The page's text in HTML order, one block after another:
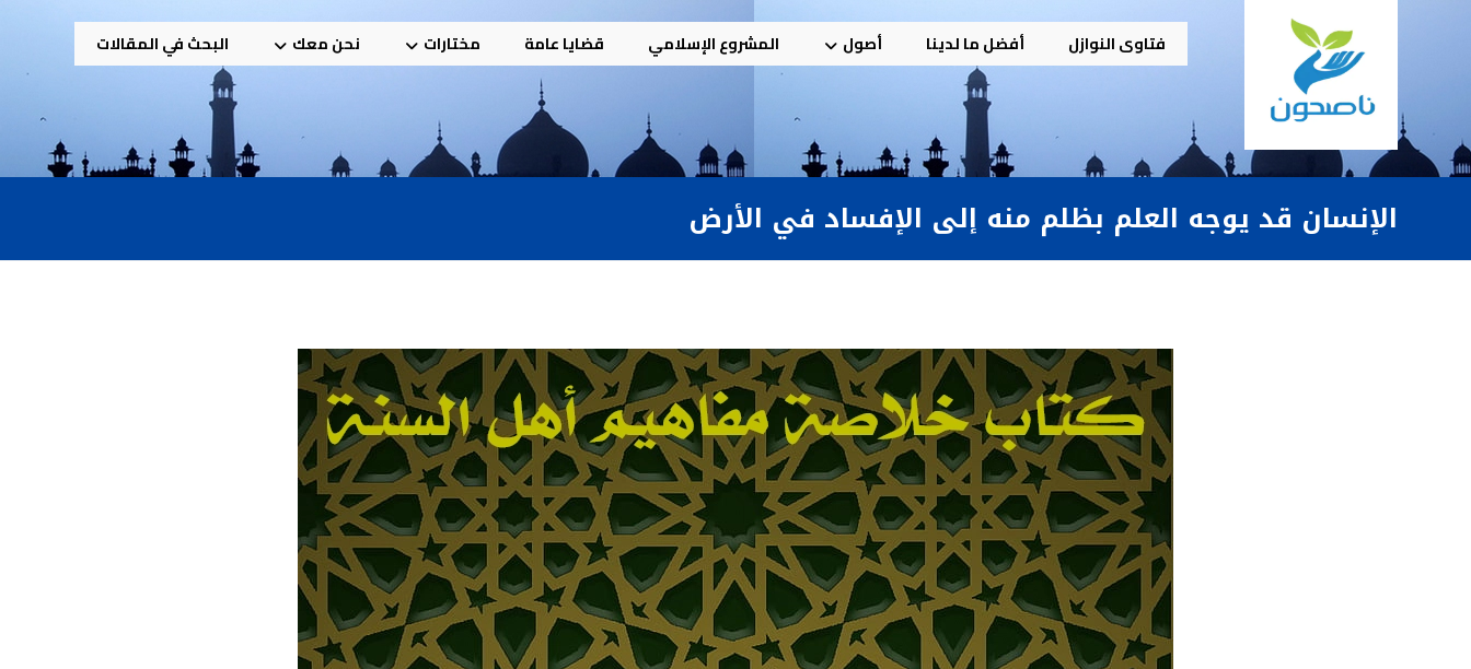
فتاوى النوازل أفضل ما لدينا أصول المشروع الإسلامي قضايا عامة مختارات نحن معك البحث في المقالات
الإنسان قد يوجه العلم بظلم منه إلى الإفساد في الأرض